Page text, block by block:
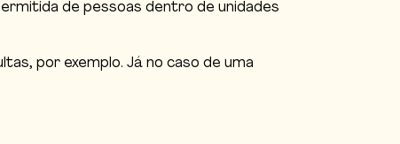
de pessoas dentro de unidades
por exemplo. Já no caso de uma